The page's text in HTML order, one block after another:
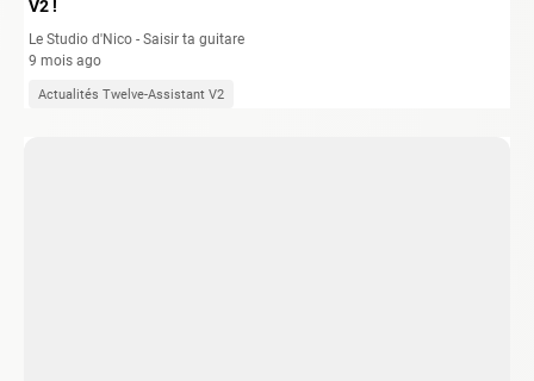
V2 !
Le Studio d'Nico - Saisir ta guitare
9 mois ago
Actualités Twelve-Assistant V2